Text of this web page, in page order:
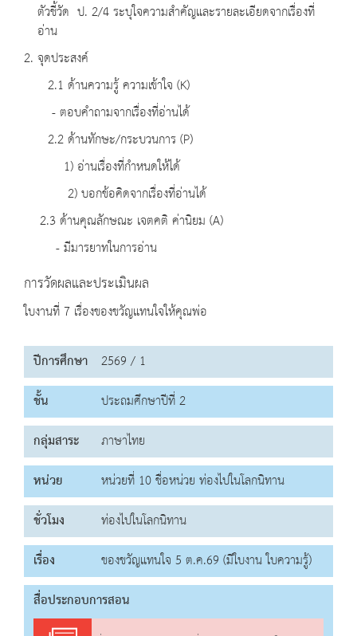
ตัวชี้วัด ป. 2/4 ระบุใจความสำคัญและรายละเอียดจากเรื่องที่
อ่าน
2. จุดประสงค์
2.1 ด้านความรู้ ความเข้าใจ (K)
- ตอบคำถามจากเรื่องที่อ่านได้
2.2 ด้านทักษะ/กระบวนการ (P)
1) อ่านเรื่องที่กำหนดให้ได้
2) บอกข้อคิดจากเรื่องที่อ่านได้
2.3 ด้านคุณลักษณะ เจตคติ ค่านิยม (A)
- มีมารยาทในการอ่าน
การวัดผลและประเมินผล
ใบงานที่ 7 เรื่องของขวัญแทนใจให้คุณพ่อ
ปีการศึกษา 2569 / 1
ชั้น
ประถมศึกษาปีที่ 2
กลุ่มสาระ
ภาษาไทย
หน่วย
หน่วยที่ 10 ชื่อหน่วย ท่องไปในโลกนิทาน
ชั่วโมง
ท่องไปในโลกนิทาน
เรื่อง
ของขวัญแทนใจ 5 ต.ค.69 (มีใบงาน ใบความรู้)
สื่อประกอบการสอน